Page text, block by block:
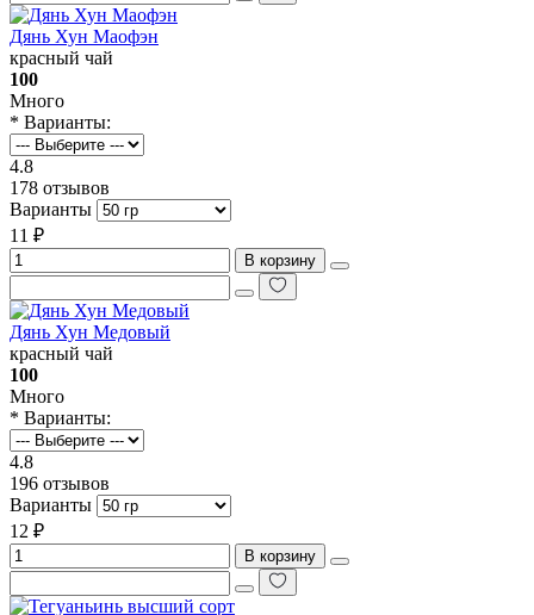
Дянь Хун Маофэн
красный чай
100
Много
* Варианты:
4.8
178 отзывов
Варианты
11 ₽
В корзину
Дянь Хун Медовый
красный чай
100
Много
* Варианты:
4.8
196 отзывов
Варианты
12 ₽
В корзину